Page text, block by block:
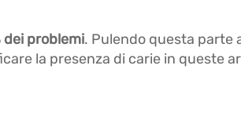
dei problemi. Pulendo questa parte
la presenza di carie in queste